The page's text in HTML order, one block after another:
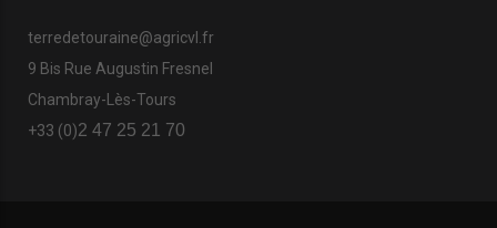
terredetouraine@agricvl.fr
9 Bis Rue Augustin Fresnel
Chambray-Lès-Tours
+33 (0)2 47 25 21 70